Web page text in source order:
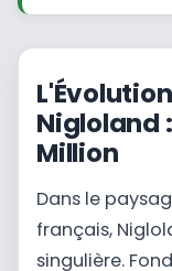
Nigloland
Million
Dans le
français,
singulière.